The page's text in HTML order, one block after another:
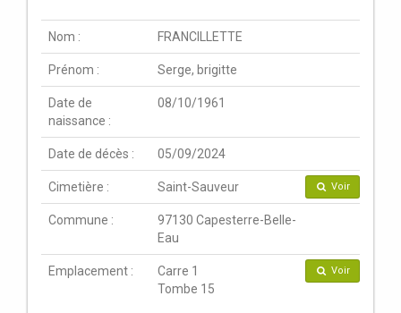
Nom : FRANCILLETTE
Prénom : Serge, brigitte
Date de
naissance :
08/10/1961
Date de décès : 05/09/2024
Cimetière : Saint-Sauveur Voir
Commune :
97130 Capesterre-Belle-
Eau
Emplacement :
Carre 1
Tombe 15
Voir